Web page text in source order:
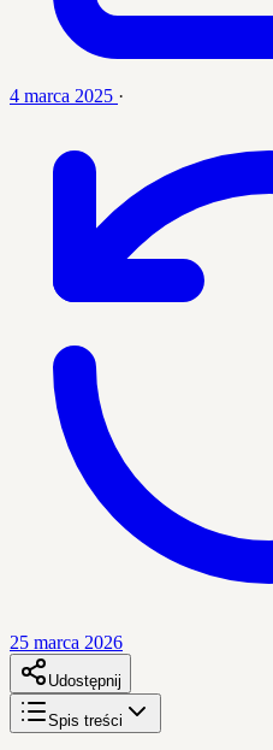
4 marca 2025 ·
25 marca 2026
Udostępnij
Spis treści